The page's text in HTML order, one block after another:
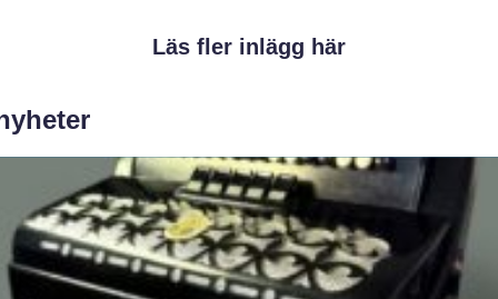
Läs fler inlägg här